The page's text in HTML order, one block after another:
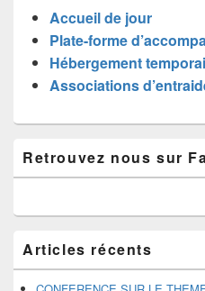
Accueil de jour
Plate-forme
Hébergement
Associations
principale
de
pour
barre
latérale
Retrouvez nous sur
Articles récents